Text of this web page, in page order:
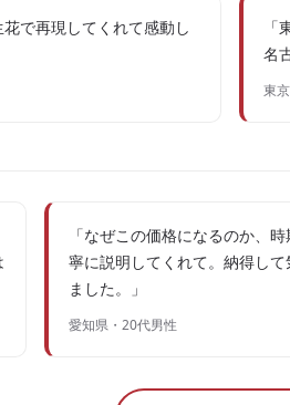
で再現してくれて感動し
名
東
「なぜこの価格になるのか、
寧に説明してくれて。納得し
ました。」
愛知県・20代男性